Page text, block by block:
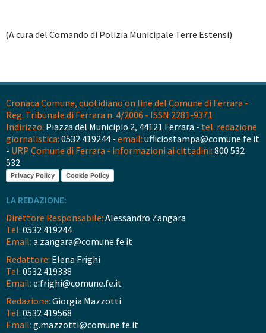
(A cura del Comando di Polizia Municipale Terre Estensi)
Cronaca Comune, quotidiano on line del Comune di Ferrara -
Reg. Tribunale di Ferrara n. 4/2006 - ISSN 2281-9371
Indirizzo: Piazza del Municipio 2, 44121 Ferrara - tel. redazione
giornalistica: 0532 419244 - email: ufficiostampa@comune.fe.it
- URP Comune di Ferrara - informazioni ai cittadini: 800 532
532
Privacy Policy Cookie Policy
LA REDAZIONE:
Direttore Responsabile: Alessandro Zangara
Tel: 0532 419244
Email: a.zangara@comune.fe.it
Redattore: Elena Frighi
Tel: 0532 419338
Email: e.frighi@comune.fe.it
Redazione: Giorgia Mazzotti
Tel: 0532 419568
Email: g.mazzotti@comune.fe.it